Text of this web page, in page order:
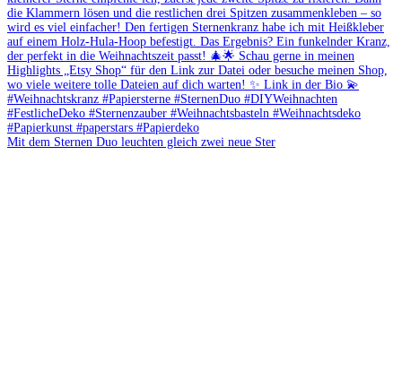
Mit dem Sternen Duo leuchten gleich zwei neue Ster